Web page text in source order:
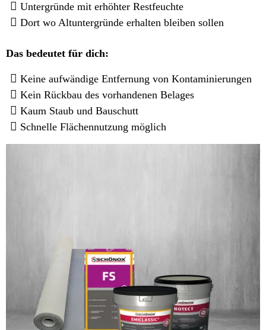
Untergründe mit erhöhter Restfeuchte
Dort wo Altuntergründe erhalten bleiben sollen
Das bedeutet für dich:
Keine aufwändige Entfernung von Kontaminierungen
Kein Rückbau des vorhandenen Belages
Kaum Staub und Bauschutt
Schnelle Flächennutzung möglich